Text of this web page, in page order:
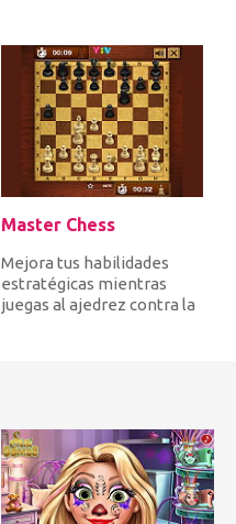
Master Chess
Mejora tus habilidades
estratégicas mientras
juegas al ajedrez contra la